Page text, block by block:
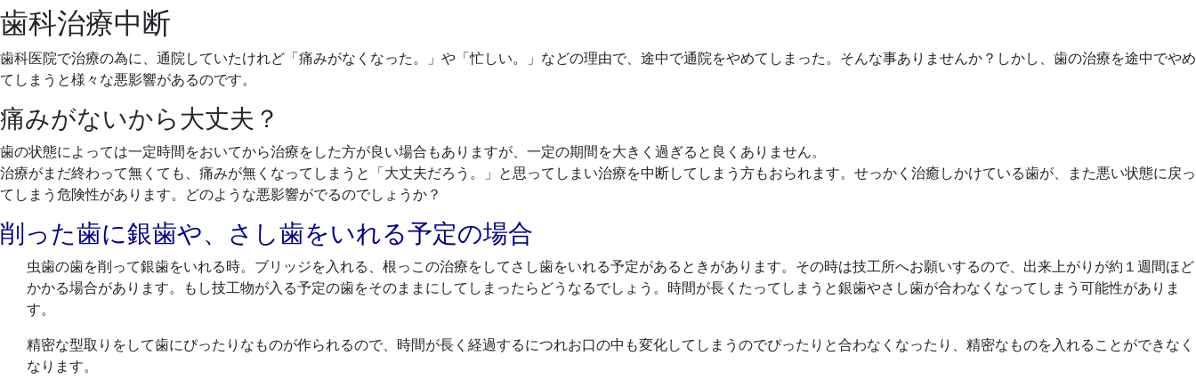
日
院
歯科治療中断
歯科医院で治療の為に、通院していたけれど「痛みがなくなった。」や「忙しい。」などの理由で、途中で通院をやめてしまった。そんな事ありませんか？しかし、歯の治療を途中でやめ
てしまうと様々な悪影響があるのです。
痛みがないから大丈夫？
歯の状態によっては一定時間をおいてから治療をした方が良い場合もありますが、一定の期間を大きく過ぎると良くありません。
治療がまだ終わって無くても、痛みが無くなってしまうと「大丈夫だろう。」と思ってしまい治療を中断してしまう方もおられます。せっかく治癒しかけている歯が、また悪い状態に戻っ
てしまう危険性があります。どのような悪影響がでるのでしょうか？
削った歯に銀歯や、さし歯をいれる予定の場合
虫歯の歯を削って銀歯をいれる時。ブリッジを入れる、根っこの治療をしてさし歯をいれる予定があるときがあります。その時は技工所へお願いするので、出来上がりが約１週間ほど
かかる場合があります。もし技工物が入る予定の歯をそのままにしてしまったらどうなるでしょう。時間が長くたってしまうと銀歯やさし歯が合わなくなってしまう可能性がありま
す。
精密な型取りをして歯にぴったりなものが作られるので、時間が長く経過するにつれお口の中も変化してしまうのでぴったりと合わなくなったり、精密なものを入れることができなく
なります。